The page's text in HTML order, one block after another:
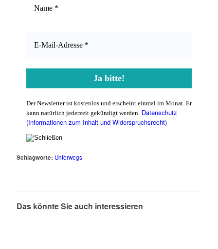
Der Newsletter ist kostenlos und erscheint einmal im Monat. Er
kann natürlich jederzeit gekündigt werden. Datenschutz
(Informationen zum Inhalt und Widerspruchsrecht)
Schlagworte: Unterwegs
Das könnte Sie auch interessieren